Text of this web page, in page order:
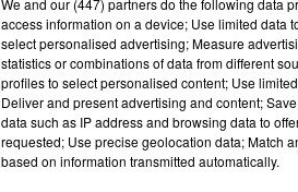
We and our (447) partnersdo the following data
access information on a device; Use limited data
select personalised advertising; Measure
statistics or combinations of data from different
profiles to select personalised content; Use
Deliver and present advertising and content;
data such as IP address and browsing data to
requested; Use precise geolocation data; Match
based on information transmitted automatically.